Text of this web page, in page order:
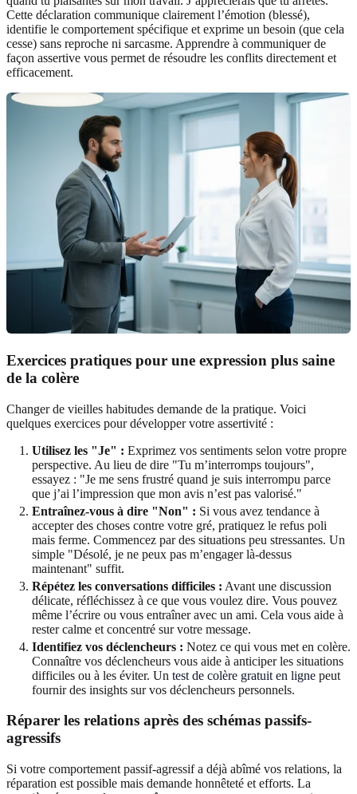
Cette déclaration communique clairement l’émotion (blessé),
identifie le comportement spécifique et exprime un besoin (que cela
cesse) sans reproche ni sarcasme. Apprendre à communiquer de
façon assertive vous permet de résoudre les conflits directement et
efficacement.
Exercices pratiques pour une expression plus saine
de la colère
Changer de vieilles habitudes demande de la pratique. Voici
quelques exercices pour développer votre assertivité :
Utilisez les "Je" : Exprimez vos sentiments selon votre propre
perspective. Au lieu de dire "Tu m’interromps toujours",
essayez : "Je me sens frustré quand je suis interrompu parce
que j’ai l’impression que mon avis n’est pas valorisé."
Entraînez-vous à dire "Non" : Si vous avez tendance à
accepter des choses contre votre gré, pratiquez le refus poli
mais ferme. Commencez par des situations peu stressantes. Un
simple "Désolé, je ne peux pas m’engager là-dessus
maintenant" suffit.
Répétez les conversations difficiles : Avant une discussion
délicate, réfléchissez à ce que vous voulez dire. Vous pouvez
même l’écrire ou vous entraîner avec un ami. Cela vous aide à
rester calme et concentré sur votre message.
Identifiez vos déclencheurs : Notez ce qui vous met en colère.
Connaître vos déclencheurs vous aide à anticiper les situations
difficiles ou à les éviter. Un test de colère gratuit en ligne peut
fournir des insights sur vos déclencheurs personnels.
Réparer les relations après des schémas passifs-
agressifs
Si votre comportement passif-agressif a déjà abîmé vos relations, la
réparation est possible mais demande honnêteté et efforts. La